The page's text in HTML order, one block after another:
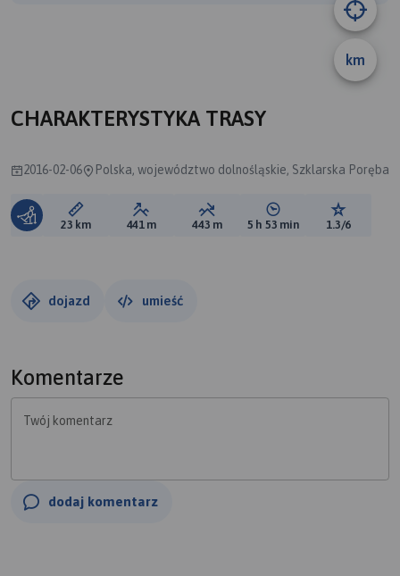
km
CHARAKTERYSTYKA TRASY
2016-02-06 Polska, województwo dolnośląskie, Szklarska Poręba
Długość trasy:
23 km Suma przewyższeń:
441 m Suma spadków:
443 m Średni czas potrzebny
5 h 53 min Ocena
1.3/6
dojazd umieść
Komentarze
Twój komentarz
dodaj komentarz